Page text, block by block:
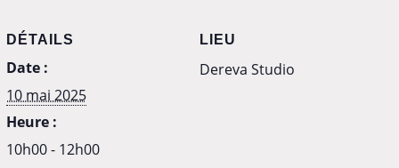
DÉTAILS
Date :
10 mai 2025
Heure :
10h00 - 12h00
LIEU
Dereva Studio